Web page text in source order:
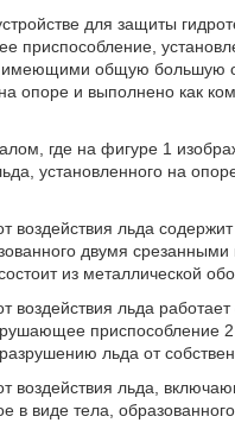
для защиты
приспособление,
общую большую
опоре и выполнено как
где на фигуре 1
установленного на
воздействия льда
двумя
из металлической
воздействия льда
приспособление 2
льда от
воздействия льда,
в виде тела,